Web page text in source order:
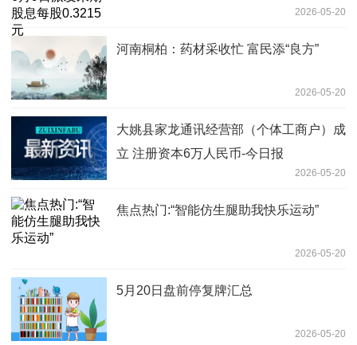
2026-05-20
河南桐柏：药材采收忙 富民添“良方”
2026-05-20
大姚县家龙通讯经营部（个体工商户）成
立 注册资本6万人民币-今日报
2026-05-20
焦点热门:“智能仿生腿助我快乐运动”
2026-05-20
5月20日盘前停复牌汇总
2026-05-20